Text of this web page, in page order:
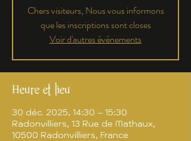
Chers visiteurs, Nous vous informons
que les inscriptions sont closes
Voir d'autres événements
Heure et lieu
30 déc. 2025, 14:30 – 15:30
Radonvilliers, 13 Rue de Mathaux,
10500 Radonvilliers, France